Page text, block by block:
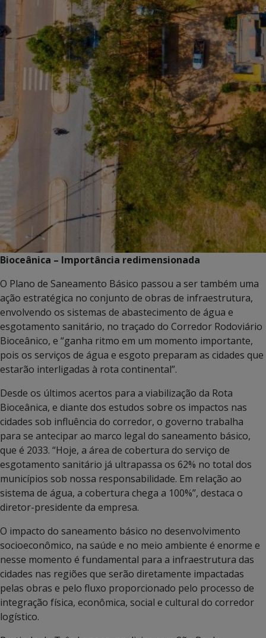
Bioceânica – Importância redimensionada
O Plano de Saneamento Básico passou a ser também uma
ação estratégica no conjunto de obras de infraestrutura,
envolvendo os sistemas de abastecimento de água e
esgotamento sanitário, no traçado do Corredor Rodoviário
Bioceânico, e “ganha ritmo em um momento importante,
pois os serviços de água e esgoto preparam as cidades que
estarão interligadas à rota continental”.
Desde os últimos acertos para a viabilização da Rota
Bioceânica, e diante dos estudos sobre os impactos nas
cidades sob influência do corredor, o governo trabalha
para se antecipar ao marco legal do saneamento básico,
que é 2033. “Hoje, a área de cobertura do serviço de
esgotamento sanitário já ultrapassa os 62% no total dos
municípios sob nossa responsabilidade. Em relação ao
sistema de água, a cobertura chega a 100%”, destaca o
diretor-presidente da empresa.
O impacto do saneamento básico no desenvolvimento
socioeconômico, na saúde e no meio ambiente é enorme e
nesse momento é fundamental para a infraestrutura das
cidades nas regiões que serão diretamente impactadas
pelas obras e pelo fluxo proporcionado pelo processo de
integração física, econômica, social e cultural do corredor
logístico.